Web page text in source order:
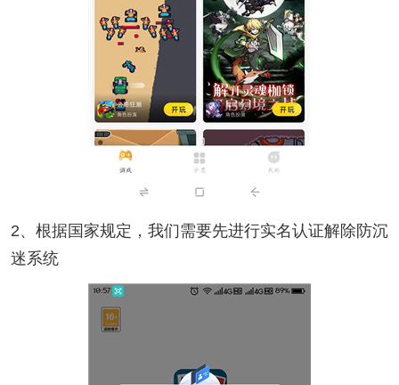
2、根据国家规定，我们需要先进行实名认证解除防沉
迷系统